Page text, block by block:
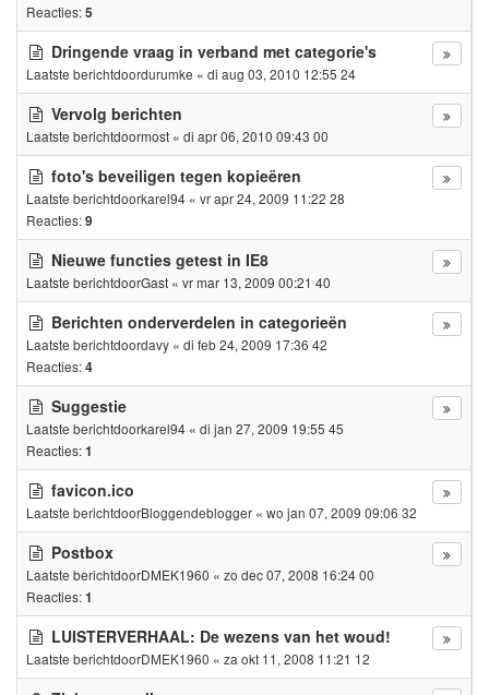
Reacties:5
Dringende vraag in verband met categorie's
Laatste berichtdoordurumke « di aug 03, 2010 12:55 24
Vervolg berichten
Laatste berichtdoormost « di apr 06, 2010 09:43 00
foto's beveiligen tegen kopieëren
Laatste berichtdoorkarel94 « vr apr 24, 2009 11:22 28
Reacties:9
Nieuwe functies getest in IE8
Laatste berichtdoorGast « vr mar 13, 2009 00:21 40
Berichten onderverdelen in categorieën
Laatste berichtdoordavy « di feb 24, 2009 17:36 42
Reacties:4
Suggestie
Laatste berichtdoorkarel94 « di jan 27, 2009 19:55 45
Reacties:1
favicon.ico
Laatste berichtdoorBloggendeblogger « wo jan 07, 2009 09:06 32
Postbox
Laatste berichtdoorDMEK1960 « zo dec 07, 2008 16:24 00
Reacties:1
LUISTERVERHAAL: De wezens van het woud!
Laatste berichtdoorDMEK1960 « za okt 11, 2008 11:21 12